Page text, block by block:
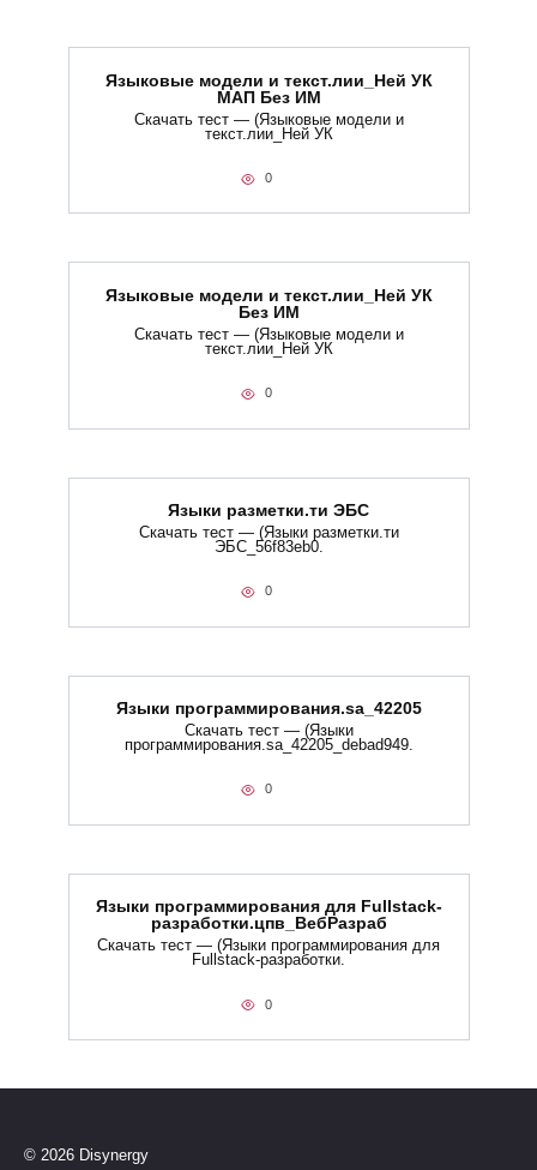
Языковые модели и текст.лии_Ней УК
МАП Без ИМ
Скачать тест — (Языковые модели и
текст.лии_Ней УК
0
Языковые модели и текст.лии_Ней УК
Без ИМ
Скачать тест — (Языковые модели и
текст.лии_Ней УК
0
Языки разметки.ти​ ЭБС
Скачать тест — (Языки разметки.ти​
ЭБС_56f83eb0.
0
Языки программирования.sa_42205
Скачать тест — (Языки
программирования.sa_42205_debad949.
0
Языки программирования для Fullstack-
разработки.цпв_ВебРазраб
Скачать тест — (Языки программирования для
Fullstack-разработки.
0
© 2026 Disynergy